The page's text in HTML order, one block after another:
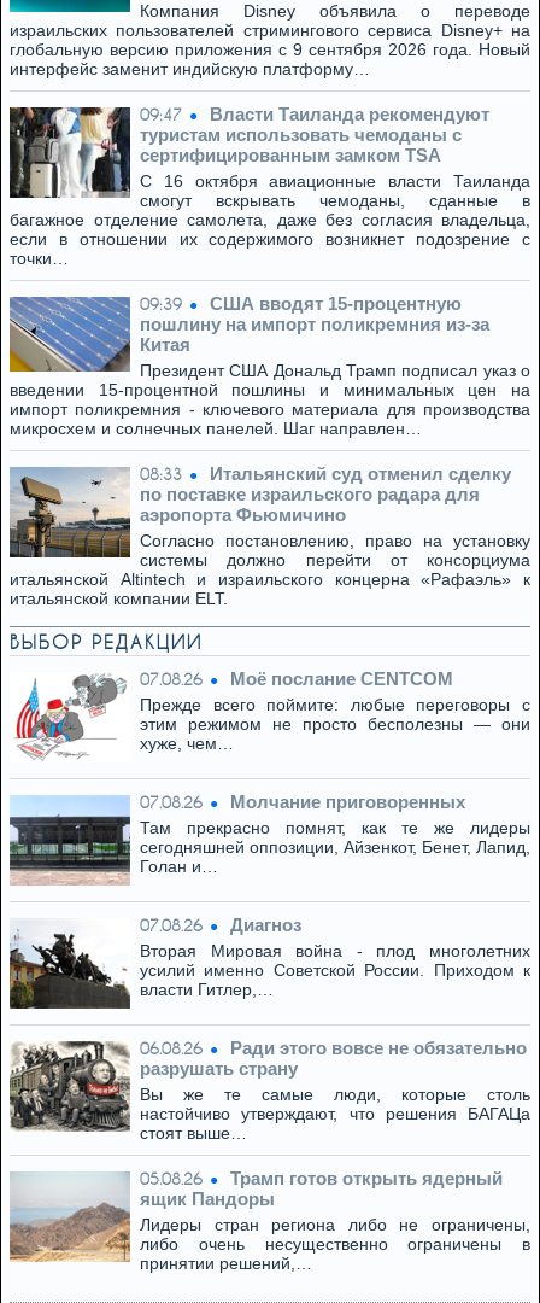
Компания Disney объявила о переводе
израильских пользователей стримингового сервиса Disney+ на
глобальную версию приложения с 9 сентября 2026 года. Новый
интерфейс заменит индийскую платформу…
09:47
Власти Таиланда рекомендуют
туристам использовать чемоданы с
сертифицированным замком TSA
С 16 октября авиационные власти Таиланда
смогут вскрывать чемоданы, сданные в
багажное отделение самолета, даже без согласия владельца,
если в отношении их содержимого возникнет подозрение с
точки…
09:39
США вводят 15-процентную
пошлину на импорт поликремния из-за
Китая
Президент США Дональд Трамп подписал указ о
введении 15-процентной пошлины и минимальных цен на
импорт поликремния - ключевого материала для производства
микросхем и солнечных панелей. Шаг направлен…
08:33
Итальянский суд отменил сделку
по поставке израильского радара для
аэропорта Фьюмичино
Согласно постановлению, право на установку
системы должно перейти от консорциума
итальянской Altintech и израильского концерна «Рафаэль» к
итальянской компании ELT.
ВЫБОР РЕДАКЦИИ
07.08.26 Моё послание CENTCOM
Прежде всего поймите: любые переговоры с
этим режимом не просто бесполезны — они
хуже, чем…
07.08.26 Молчание приговоренных
Там прекрасно помнят, как те же лидеры
сегодняшней оппозиции, Айзенкот, Бенет, Лапид,
Голан и…
07.08.26 Диагноз
Вторая Мировая война - плод многолетних
усилий именно Советской России. Приходом к
власти Гитлер,…
06.08.26
Ради этого вовсе не обязательно
разрушать страну
Вы же те самые люди, которые столь
настойчиво утверждают, что решения БАГАЦа
стоят выше…
05.08.26
Трамп готов открыть ядерный
ящик Пандоры
Лидеры стран региона либо не ограничены,
либо очень несущественно ограничены в
принятии решений,…